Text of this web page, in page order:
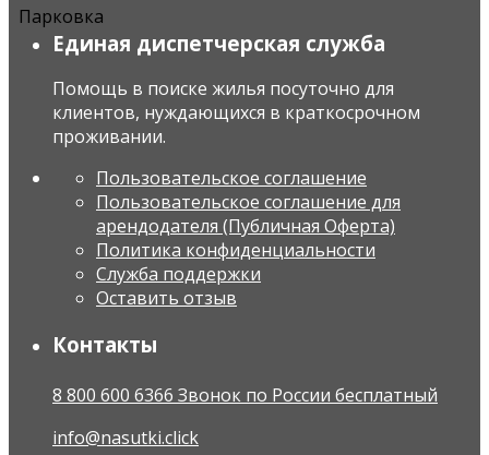
Парковка
Единая диспетчерская служба
Помощь в поиске жилья посуточно для
клиентов, нуждающихся в краткосрочном
проживании.
Пользовательское соглашение
Пользовательское соглашение для
арендодателя (Публичная Оферта)
Политика конфиденциальности
Служба поддержки
Оставить отзыв
Контакты
8 800 600 6366 Звонок по России бесплатный
info@nasutki.click